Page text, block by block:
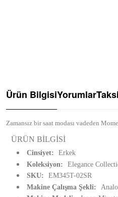
Ürün BilgisiYorumlar
Zamansız bir saat modası vadeden
ÜRÜN BİLGİSİ
Cinsiyet:
Erkek
Koleksiyon:
Elegance
SKU:
EM345T-02SR
Makine Çalışma Şekli: